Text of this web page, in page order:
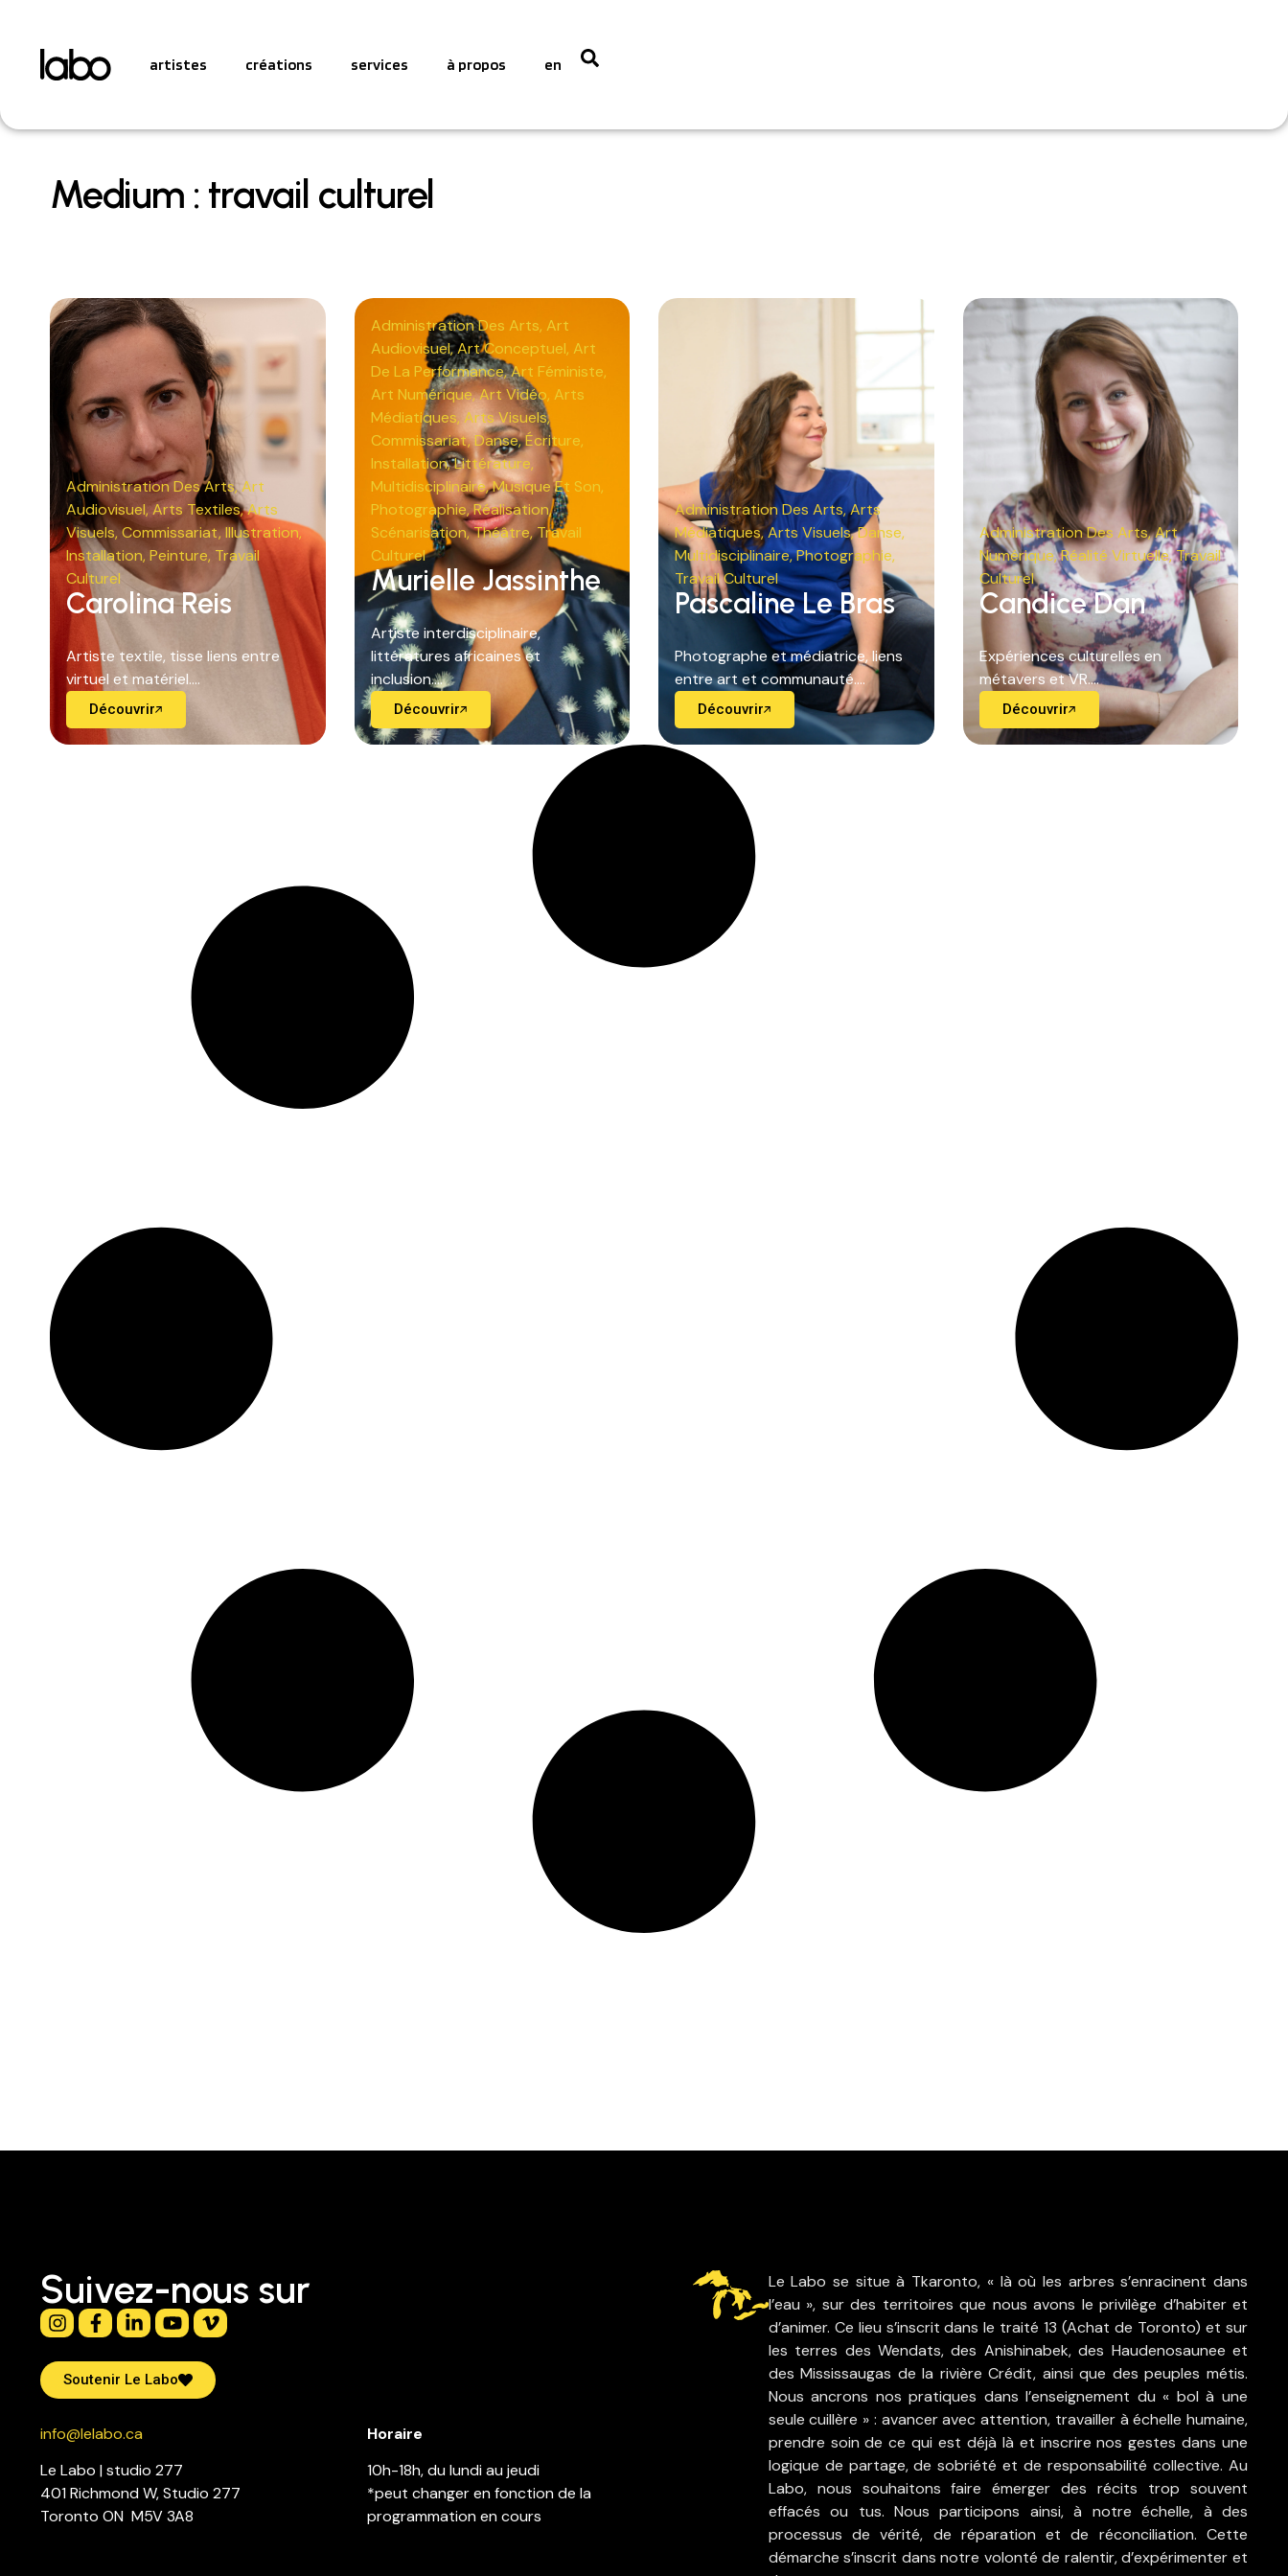
artistes créations services à propos en
Medium : travail culturel
Administration Des Arts,Art
Audiovisuel,Arts Textiles,Arts
Visuels,Commissariat,Illustration,
Installation, Peinture, Travail
Culturel
Carolina Reis
Artiste textile, tisse liens entre
virtuel et matériel....
Découvrir
Administration Des Arts, Art
Audiovisuel,Art Conceptuel, Art
De La Performance,Art Féministe,
Art Numérique,Art Vidéo, Arts
Médiatiques, Arts Visuels,
Commissariat,Danse,Écriture,
Installation,Littérature,
Multidisciplinaire,Musique Et Son,
Photographie,Réalisation,
Scénarisation,Théâtre,Travail
Culturel
Murielle Jassinthe
Artiste interdisciplinaire,
littératures africaines et
inclusion....
Découvrir
Administration Des Arts,Arts
Médiatiques,Arts Visuels,Danse,
Multidisciplinaire,Photographie,
Travail Culturel
Pascaline Le Bras
Photographe et médiatrice, liens
entre art et communauté....
Découvrir
Administration Des Arts,Art
Numérique,Réalité Virtuelle,Travail
Culturel
Candice Dan
Expériences culturelles en
métavers et VR....
Découvrir
Suivez-nous sur
Soutenir Le Labo
info@lelabo.ca
Le Labo | studio 277
401 Richmond W, Studio 277
Toronto ON M5V 3A8
Horaire
10h-18h, du lundi au jeudi
*peut changer en fonction de la
programmation en cours
Le Labo se situe à Tkaronto, « là où les arbres s’enracinent dans
l’eau », sur des territoires que nous avons le privilège d’habiter et
d’animer. Ce lieu s’inscrit dans le traité 13 (Achat de Toronto) et sur
les terres des Wendats, des Anishinabek, des Haudenosaunee et
des Mississaugas de la rivière Crédit, ainsi que des peuples métis.
Nous ancrons nos pratiques dans l’enseignement du « bol à une
seule cuillère » : avancer avec attention, travailler à échelle humaine,
prendre soin de ce qui est déjà là et inscrire nos gestes dans une
logique de partage, de sobriété et de responsabilité collective. Au
Labo, nous souhaitons faire émerger des récits trop souvent
effacés ou tus. Nous participons ainsi, à notre échelle, à des
processus de vérité, de réparation et de réconciliation. Cette
démarche s’inscrit dans notre volonté de ralentir, d’expérimenter et